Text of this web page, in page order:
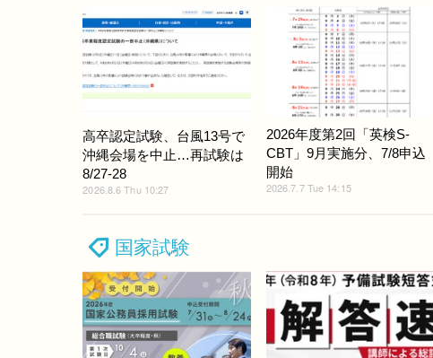
高卒認定試験、台風13号で
沖縄会場を中止…再試験は
8/27-28
2026.8.6 Thu 10:27
2026年度第2回「英検S-
CBT」9月実施分、7/8申込
開始
2026.7.7 Tue 14:15
国家試験